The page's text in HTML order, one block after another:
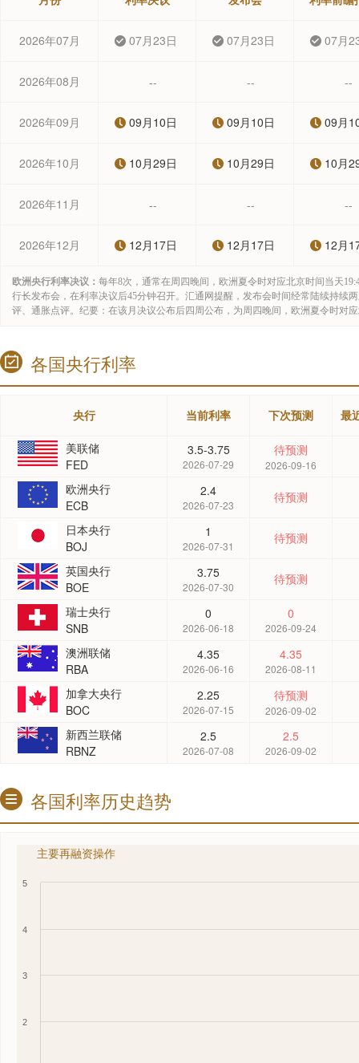
2026年07月 07月23日 07月23日 07月
2026年08月 -- -- --
2026年09月 09月10日 09月10日 09月
2026年10月 10月29日 10月29日 10月
2026年11月 -- -- --
2026年12月 12月17日 12月17日 12月
欧洲央行利率决议： 每年8次，通常在周四晚间，欧洲夏令时对应北京时间当天
行长发布会，在利率决议后45分钟召开。汇通网提醒，发布会时间经常陆续持续
评、通胀点评。纪要：在该月决议公布后四周公布，为周四晚间，欧洲夏令时对
各国央行利率
央行 当前利率 下次预测 最
美联储
FED
3.5-3.75
2026-07-29
待预测
2026-09-16
欧洲央行
ECB
2.4
2026-07-23
待预测
日本央行
BOJ
1
2026-07-31
待预测
英国央行
BOE
3.75
2026-07-30
待预测
瑞士央行
SNB
0
2026-06-18
0
2026-09-24
澳洲联储
RBA
4.35
2026-06-16
4.35
2026-08-11
加拿大央行
BOC
2.25
2026-07-15
待预测
2026-09-02
新西兰联储
RBNZ
2.5
2026-07-08
2.5
2026-09-02
各国利率历史趋势
主要再融资操作
2
3
4
5